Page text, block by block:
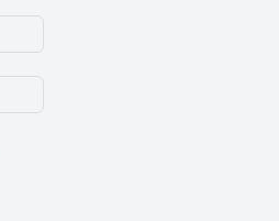
:*
: